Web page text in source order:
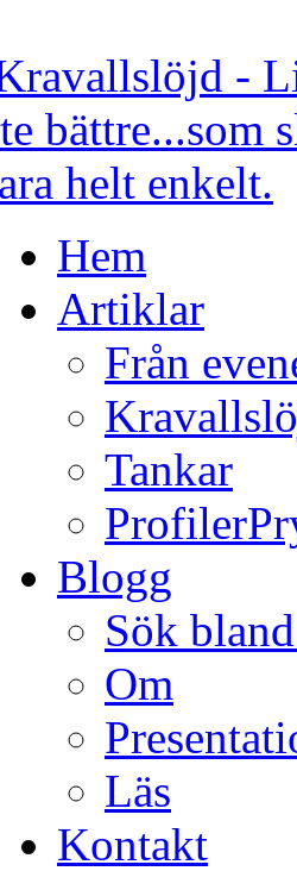
Hem
Artiklar
Från
Tankar
Profiler
Blogg
Sök
Om
Läs
Kontakt